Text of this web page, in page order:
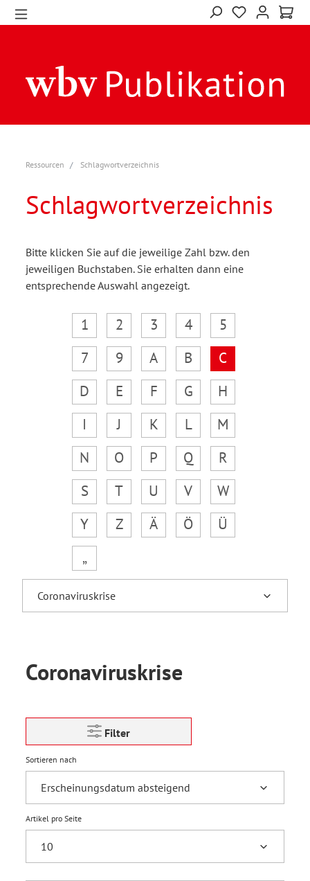
Ressourcen Schlagwortverzeichnis
Schlagwortverzeichnis
Bitte klicken Sie auf die jeweilige Zahl bzw. den
jeweiligen Buchstaben. Sie erhalten dann eine
entsprechende Auswahl angezeigt.
1 2 3 4
5
7
9 A B
C
D
E F G
H
I
J K L
M
N
O P Q
R
S
T U V
W
Y
Z Ä Ö
Ü
„
Coronaviruskrise
Filter
Sortieren nach
Artikel pro Seite